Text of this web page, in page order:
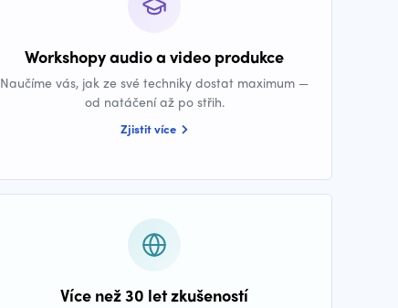
Workshopy audio a video produkce
Naučíme vás, jak ze své techniky dostat maximum —
od natáčení až po střih.
Zjistit více
Více než 30 let zkušeností